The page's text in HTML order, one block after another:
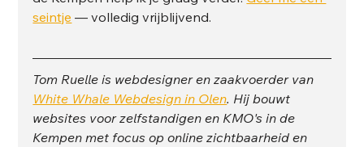
seintje — volledig vrijblijvend.
Tom Ruelle is webdesigner en zaakvoerder van
White Whale Webdesign in Olen. Hij bouwt
websites voor zelfstandigen en KMO's in de
Kempen met focus op online zichtbaarheid en